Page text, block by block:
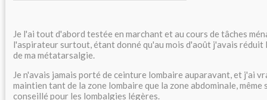
Je l'ai tout d'abord testée en marchant et au cours de tâches
l'aspirateur surtout, étant donné qu'au mois d'août j'avais réduit
de ma métatarsalgie.
Je n'avais jamais porté de ceinture lombaire auparavant, et j'ai
maintien tant de la zone lombaire que la zone abdominale,
conseillé pour les lombalgies légères.